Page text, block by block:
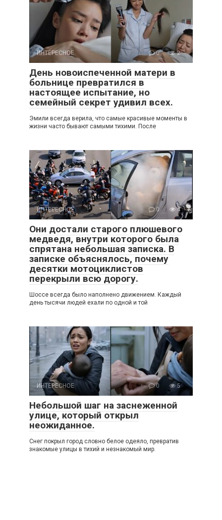
ИНТЕРЕСНОЕ 0 2
День новоиспеченной матери в
больнице превратился в
настоящее испытание, но
семейный секрет удивил всех.
Эмили всегда верила, что самые красивые моменты в
жизни часто бывают самыми тихими. После
ИНТЕРЕСНОЕ 0 4
Они достали старого плюшевого
медведя, внутри которого была
спрятана небольшая записка. В
записке объяснялось, почему
десятки мотоциклистов
перекрыли всю дорогу.
Шоссе всегда было наполнено движением. Каждый
день тысячи людей ехали по одной и той
ИНТЕРЕСНОЕ 0 5
Небольшой шаг на заснеженной
улице, который открыл
неожиданное.
Снег покрыл город словно белое одеяло, превратив
знакомые улицы в тихий и незнакомый мир.